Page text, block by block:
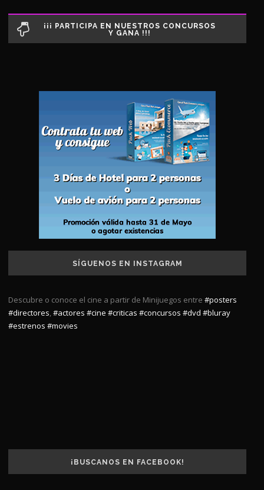
¡¡¡ PARTICIPA EN NUESTROS CONCURSOS
Y GANA !!!
SÍGUENOS EN INSTAGRAM
Descubre o conoce el cine a partir de Minijuegos entre #posters
#directores,#actores #cine #criticas #concursos #dvd #bluray
#estrenos #movies
¡BUSCANOS EN FACEBOOK!